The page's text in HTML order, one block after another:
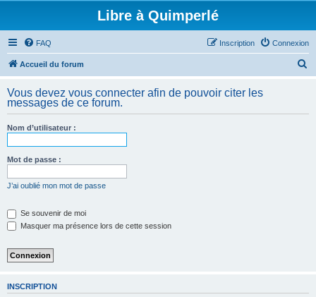
Libre à Quimperlé
FAQ Connexion
Inscription
Accueil du forum
h
Vous devez vous connecter afin de pouvoir citer les
messages de ce forum.
Nom d’utilisateur :
Mot de passe :
J’ai oublié mon mot de passe
Se souvenir de moi
Masquer ma présence lors de cette session
INSCRIPTION